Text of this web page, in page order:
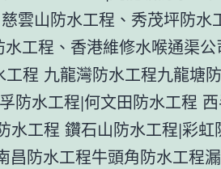
雲山防水工程、秀茂坪防水
工程、香港維修水喉通渠
程 九龍灣防水工程九龍塘
防水工程|何文田防水工程
水工程 鑽石山防水工程|彩虹
昌防水工程牛頭角防水工程